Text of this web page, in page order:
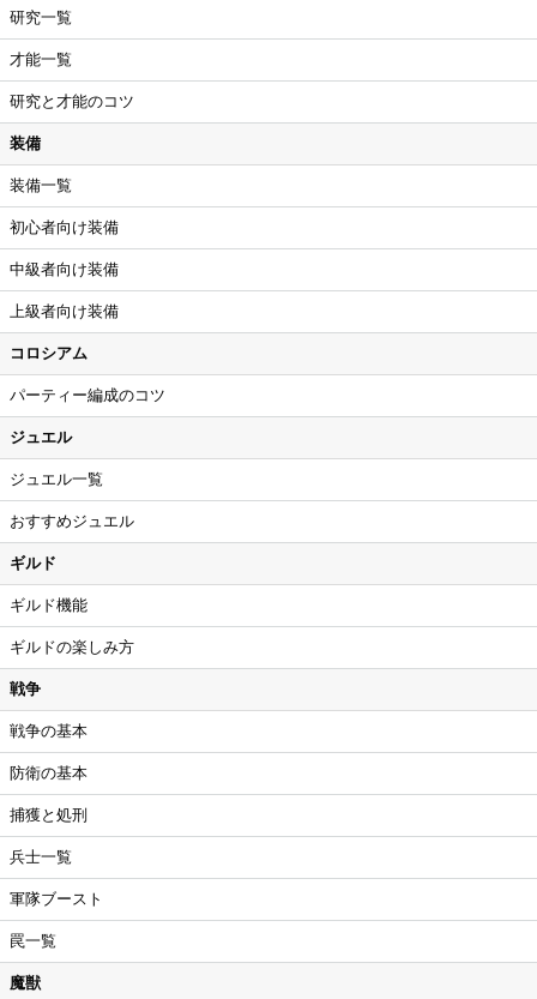
研究一覧
才能一覧
研究と才能のコツ
装備
装備一覧
初心者向け装備
中級者向け装備
上級者向け装備
コロシアム
パーティー編成のコツ
ジュエル
ジュエル一覧
おすすめジュエル
ギルド
ギルド機能
ギルドの楽しみ方
戦争
戦争の基本
防衛の基本
捕獲と処刑
兵士一覧
軍隊ブースト
罠一覧
魔獣